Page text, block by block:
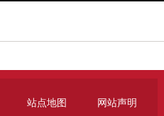
站点地图 网站声明